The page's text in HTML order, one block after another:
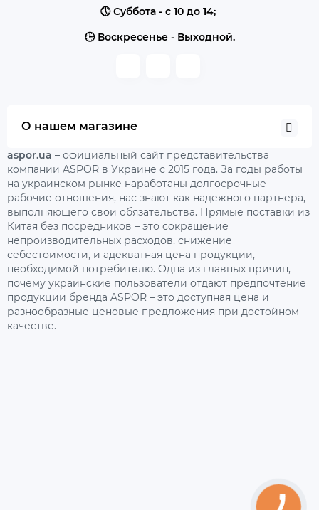
🕔 Суббота - с 10 до 14;
🕒 Воскресенье - Выходной.
О нашем магазине
aspor.ua – официальный сайт представительства
компании ASPOR в Украине с 2015 года. За годы работы
на украинском рынке наработаны долгосрочные
рабочие отношения, нас знают как надежного партнера,
выполняющего свои обязательства. Прямые поставки из
Китая без посредников – это сокращение
непроизводительных расходов, снижение
себестоимости, и адекватная цена продукции,
необходимой потребителю. Одна из главных причин,
почему украинские пользователи отдают предпочтение
продукции бренда ASPOR – это доступная цена и
разнообразные ценовые предложения при достойном
качестве.